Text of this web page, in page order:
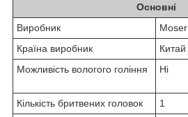
Основні
Виробник
Moser
Країна виробник
Китай
Можливість вологого гоління
Ні
Кількість бритвених головок
1